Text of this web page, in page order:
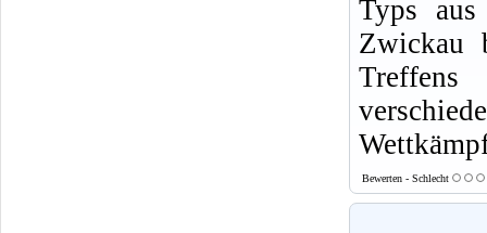
Typs
Zwickau
Bewerten - Schlecht